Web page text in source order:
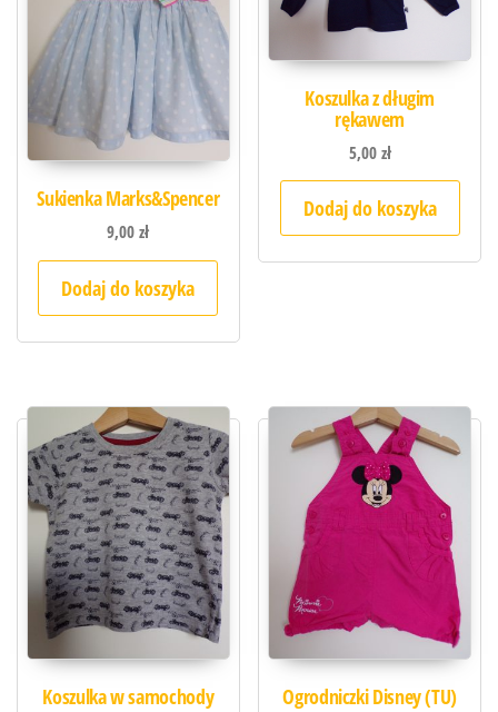
Sukienka Marks&Spencer
9,00zł
Dodaj do koszyka
Koszulka z długim
rękawem
5,00zł
Dodaj do koszyka
Koszulka w samochody Ogrodniczki Disney (TU)